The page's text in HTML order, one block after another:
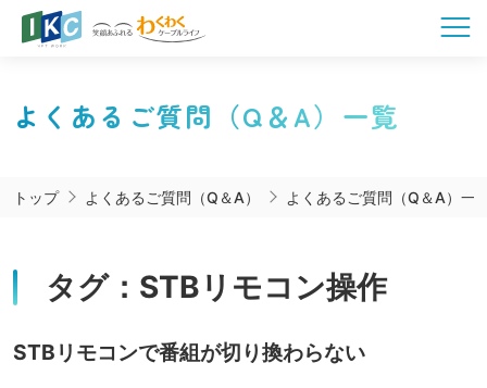
よくあるご質問（Q＆A）一覧
トップ よくあるご質問（Q＆A） よくあるご質問（Q＆A）一
タグ：STBリモコン操作
STBリモコンで番組が切り換わらない